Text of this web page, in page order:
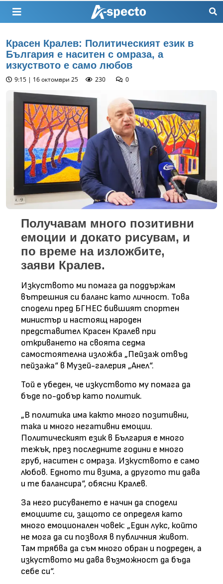
Красен Кралев: Политическият език в
България е наситен с омраза, а
изкуството е само любов
9:15 | 16 октомври 25 230 0
Получавам много позитивни
емоции и докато рисувам, и
по време на изложбите,
заяви Кралев.
Изкуството ми помага да поддържам
вътрешния си баланс като личност. Това
сподели пред БГНЕС бившият спортен
министър и настоящ народен
представител Красен Кралев при
откриването на своята седма
самостоятелна изложба „Пейзаж отвъд
пейзажа“ в Музей-галерия „Анел“.
Той е убеден, че изкуството му помага да
бъде по-добър като политик.
„В политика има както много позитивни,
така и много негативни емоции.
Политическият език в България е много
тежък, през последните години е много
груб, наситен с омраза. Изкуството е само
любов. Едното ти взима, а другото ти дава
и те балансира“, обясни Кралев.
За него рисуването е начин да сподели
емоциите си, защото се определя като
много емоционален човек: „Един лукс, който
не мога да си позволя в публичния живот.
Там трябва да съм много обран и подреден, а
изкуството ми дава възможност да бъда
себе си“.